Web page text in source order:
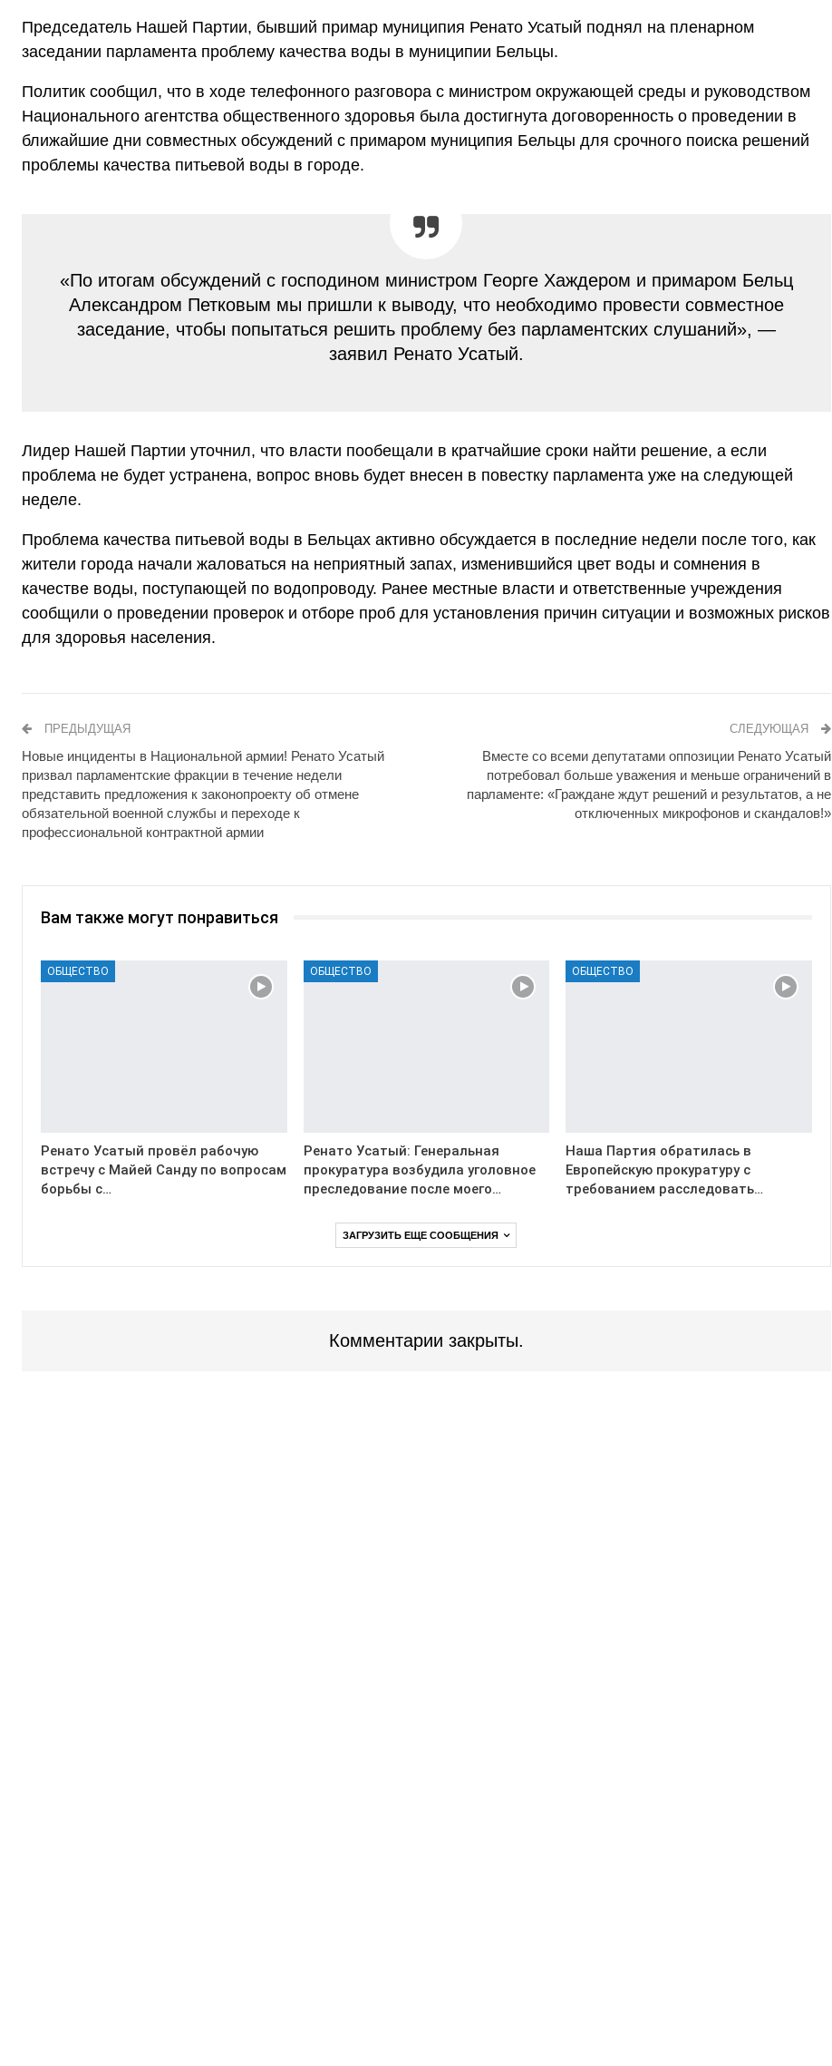
Председатель Нашей Партии, бывший примар муниципия Ренато Усатый поднял на пленарном
заседании парламента проблему качества воды в муниципии Бельцы.
Политик сообщил, что в ходе телефонного разговора с министром окружающей среды и руководством
Национального агентства общественного здоровья была достигнута договоренность о проведении в
ближайшие дни совместных обсуждений с примаром муниципия Бельцы для срочного поиска решений
проблемы качества питьевой воды в городе.
«По итогам обсуждений с господином министром Георге Хаждером и примаром Бельц
Александром Петковым мы пришли к выводу, что необходимо провести совместное
заседание, чтобы попытаться решить проблему без парламентских слушаний», —
заявил Ренато Усатый.
Лидер Нашей Партии уточнил, что власти пообещали в кратчайшие сроки найти решение, а если
проблема не будет устранена, вопрос вновь будет внесен в повестку парламента уже на следующей
неделе.
Проблема качества питьевой воды в Бельцах активно обсуждается в последние недели после того, как
жители города начали жаловаться на неприятный запах, изменившийся цвет воды и сомнения в
качестве воды, поступающей по водопроводу. Ранее местные власти и ответственные учреждения
сообщили о проведении проверок и отборе проб для установления причин ситуации и возможных рисков
для здоровья населения.
ПРЕДЫДУЩАЯ
Новые инциденты в Национальной армии! Ренато Усатый
призвал парламентские фракции в течение недели
представить предложения к законопроекту об отмене
обязательной военной службы и переходе к
профессиональной контрактной армии
СЛЕДУЮЩАЯ
Вместе со всеми депутатами оппозиции Ренато Усатый
потребовал больше уважения и меньше ограничений в
парламенте: «Граждане ждут решений и результатов, а не
отключенных микрофонов и скандалов!»
Вам также могут понравиться
ОБЩЕСТВО
Ренато Усатый провёл рабочую
встречу с Майей Санду по вопросам
борьбы с…
ОБЩЕСТВО
Ренато Усатый: Генеральная
прокуратура возбудила уголовное
преследование после моего…
ОБЩЕСТВО
Наша Партия обратилась в
Европейскую прокуратуру с
требованием расследовать…
ЗАГРУЗИТЬ ЕЩЕ СООБЩЕНИЯ
Комментарии закрыты.